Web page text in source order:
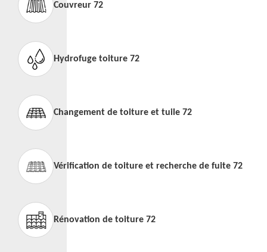
Couvreur 72
Hydrofuge toiture 72
Changement de toiture et tuile 72
Vérification de toiture et recherche de fuite 72
Rénovation de toiture 72